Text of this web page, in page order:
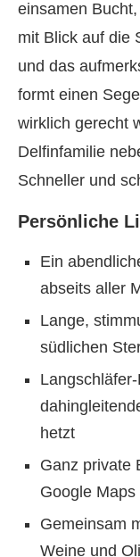
einsamen
mit Blick auf die
und das
formt einen
wirklich gerecht
Delfinfamilie
Schneller und
Persönliche
Ein
abseits aller
Lange,
südlichen
hetzt
Ganz private
Google
Gemeinsam
Weine und